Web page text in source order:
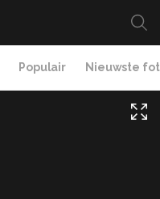
Populair Nieuwste